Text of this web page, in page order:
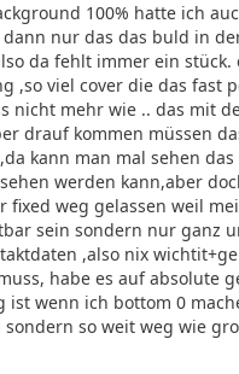
100% hatte ich
nur das das buld in
da fehlt immer ein stück.
,so viel cover die das fast
nicht mehr wie .. das mit
drauf kommen müssen
kann man mal sehen das
werden kann,aber
fixed weg gelassen weil
sein sondern nur ganz
,also nix
habe es auf absolute
ist wenn ich bottom 0
so weit weg wie